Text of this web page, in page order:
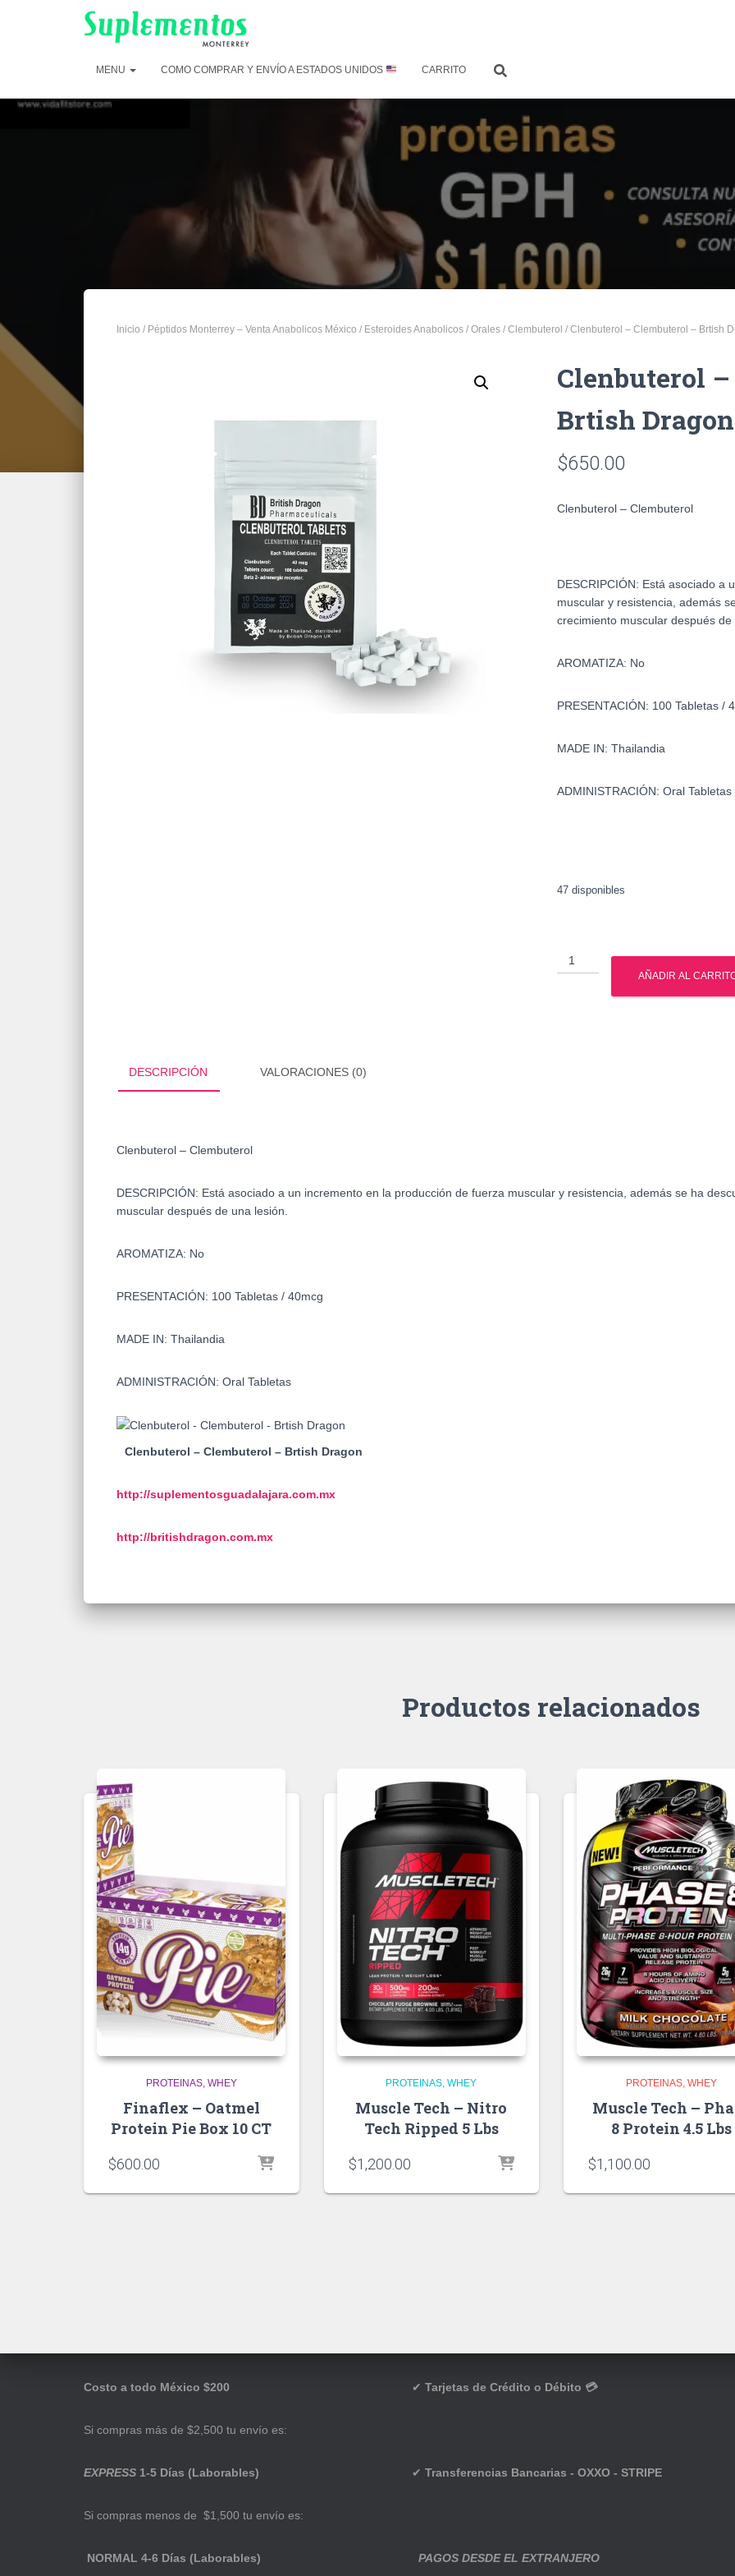
MENU COMO COMPRAR Y ENVÍO A ESTADOS UNIDOS CARRITO
Inicio / Péptidos Monterrey – Venta Anabolicos México / Esteroides Anabolicos / Orales / Clembuterol / Clenbuterol – Clembuterol – Brtish
Clenbuterol
Brtish Dragon
$650.00
Clenbuterol – Clembuterol
DESCRIPCIÓN: Está asociado a
muscular y resistencia, además
crecimiento muscular después de
AROMATIZA: No
PRESENTACIÓN: 100 Tabletas /
MADE IN: Thailandia
ADMINISTRACIÓN: Oral Tabletas
47 disponibles
Clenbuterol
-
Clembuterol
AÑADIR AL
DESCRIPCIÓN VALORACIONES (0)
Clenbuterol – Clembuterol
DESCRIPCIÓN: Está asociado a un incremento en la producción de fuerza muscular y resistencia, además se ha
muscular después de una lesión.
AROMATIZA: No
PRESENTACIÓN: 100 Tabletas / 40mcg
MADE IN: Thailandia
ADMINISTRACIÓN: Oral Tabletas
Clenbuterol – Clembuterol – Brtish Dragon
http://suplementosguadalajara.com.mx
http://britishdragon.com.mx
Productos relacionados
PROTEINAS WHEY
Finaflex – Oatmel
Protein Pie Box 10 CT
$600.00
PROTEINAS WHEY
Muscle Tech – Nitro
Tech Ripped 5 Lbs
$1,200.00
PROTEINAS WHEY
Muscle Tech –
8 Protein 4.5 Lbs
$1,100.00
Costo a todo México $200
Si compras más de $2,500 tu envío es:
EXPRESS 1-5 Días (Laborables)
Si compras menos de $1,500 tu envío es:
NORMAL 4-6 Días (Laborables)
✔ Tarjetas de Crédito o Débito 💳
✔ Transferencias Bancarias - OXXO - STRIPE
PAGOS DESDE EL EXTRANJERO